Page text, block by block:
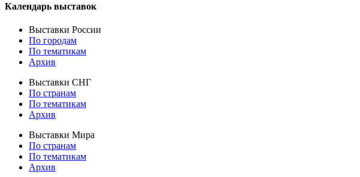
Календарь выставок
Выставки России
По городам
По тематикам
Архив
Выставки СНГ
По странам
По тематикам
Архив
Выставки Мира
По странам
По тематикам
Архив